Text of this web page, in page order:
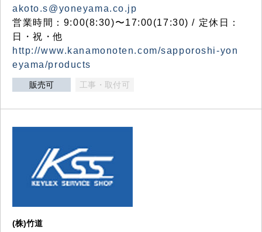
akoto.s@yoneyama.co.jp
営業時間：9:00(8:30)〜17:00(17:30) / 定休日：
日・祝・他
http://www.kanamonoten.com/sapporoshi-yon
eyama/products
販売可 工事・取付可
(株)竹道